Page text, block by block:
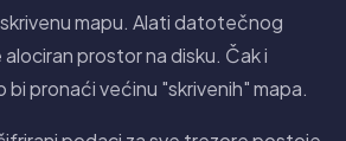
mapu. Alati datotečnog
prostor na disku. Čak i
pronaći većinu "skrivenih" mapa.